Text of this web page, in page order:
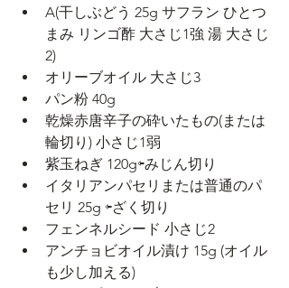
A(干しぶどう 25g サフラン ひとつ
まみ リンゴ酢 大さじ1強 湯 大さじ
2)
オリーブオイル 大さじ3
パン粉 40g
乾燥赤唐辛子の砕いたもの(または
輪切り) 小さじ1弱
紫玉ねぎ 120g⇦みじん切り
イタリアンパセリまたは普通のパ
セリ 25g ⇦ざく切り
フェンネルシード 小さじ2
アンチョビオイル漬け 15g (オイル
も少し加える)